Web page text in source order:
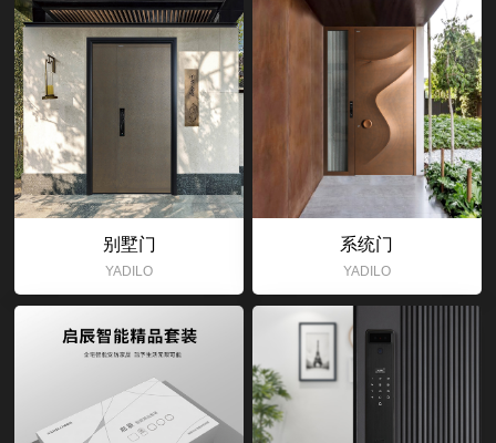
别墅门
YADILO
系统门
YADILO